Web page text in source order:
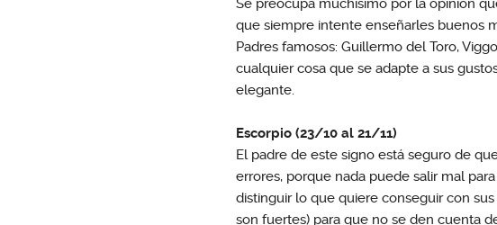
Se preocupa muchísimo por la opinión
que siempre intente enseñarles buenos
Padres famosos: Guillermo del Toro,
cualquier cosa que se adapte a sus
elegante.
Escorpio (23/10 al 21/11)
El padre de este signo está seguro de
errores, porque nada puede salir mal
distinguir lo que quiere conseguir con
son fuertes) para que no se den cuenta